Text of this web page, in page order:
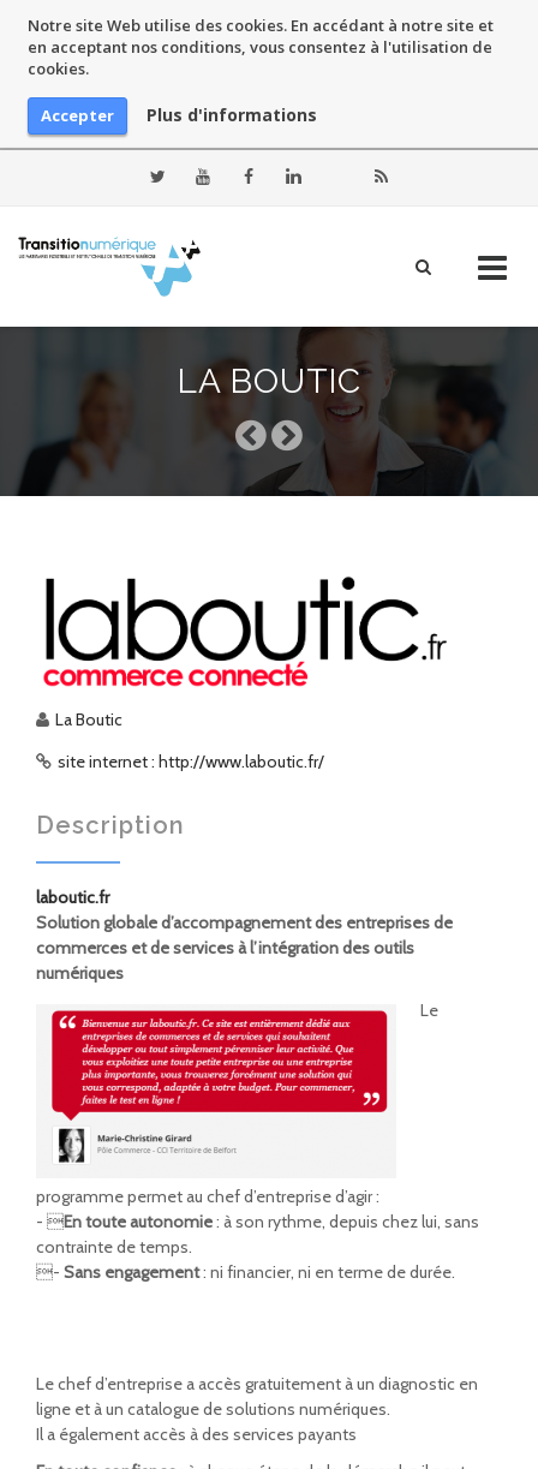
Notre site Web utilise des cookies. En accédant à notre site et
en acceptant nos conditions, vous consentez à l'utilisation de
cookies.
Accepter Plus d'informations
LA BOUTIC
La Boutic
site internet : http://www.laboutic.fr/
Description
laboutic.fr
Solution globale d’accompagnement des entreprises de
commerces et de services à l’intégration des outils
numériques
Le
programme permet au chef d’entreprise d’agir :
- En toute autonomie: à son rythme, depuis chez lui, sans
contrainte de temps.
- Sans engagement: ni financier, ni en terme de durée.
Le chef d’entreprise a accès gratuitement à un diagnostic en
ligne et à un catalogue de solutions numériques.
Il a également accès à des services payants